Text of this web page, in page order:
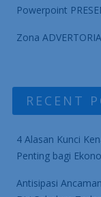
Powerpoint
Zona
RECENT
4 Alasan Kunci
Penting bagi
Antisipasi